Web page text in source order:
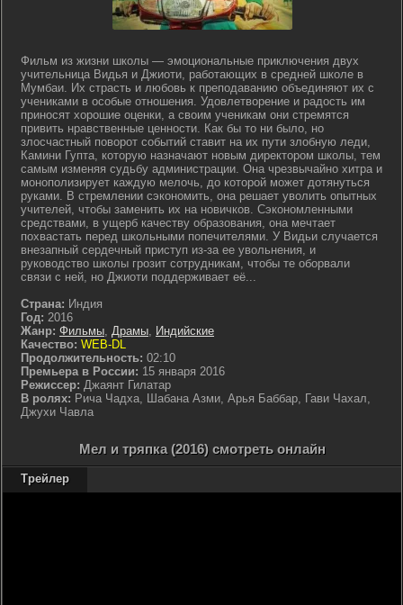
Фильм из жизни школы — эмоциональные приключения двух
учительница Видья и Джиоти, работающих в средней школе в
Мумбаи. Их страсть и любовь к преподаванию объединяют их с
учениками в особые отношения. Удовлетворение и радость им
приносят хорошие оценки, а своим ученикам они стремятся
привить нравственные ценности. Как бы то ни было, но
злосчастный поворот событий ставит на их пути злобную леди,
Камини Гупта, которую назначают новым директором школы, тем
самым изменяя судьбу администрации. Она чрезвычайно хитра и
монополизирует каждую мелочь, до которой может дотянуться
руками. В стремлении сэкономить, она решает уволить опытных
учителей, чтобы заменить их на новичков. Сэкономленными
средствами, в ущерб качеству образования, она мечтает
похвастать перед школьными попечителями. У Видьи случается
внезапный сердечный приступ из-за ее увольнения, и
руководство школы грозит сотрудникам, чтобы те оборвали
связи с ней, но Джиоти поддерживает её...
Страна: Индия
Год: 2016
Жанр: Фильмы, Драмы, Индийские
Качество: WEB-DL
Продолжительность: 02:10
Премьера в России: 15 января 2016
Режиссер: Джаянт Гилатар
В ролях: Рича Чадха, Шабана Азми, Арья Баббар, Гави Чахал,
Джухи Чавла
Мел и тряпка (2016) смотреть онлайн
Трейлер